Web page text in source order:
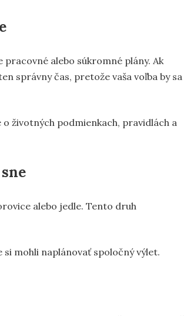
alebo súkromné plány. Ak
správny čas, pretože vaša voľba by sa
životných podmienkach, pravidlách a
alebo jedle. Tento druh
si mohli naplánovať spoločný výlet.